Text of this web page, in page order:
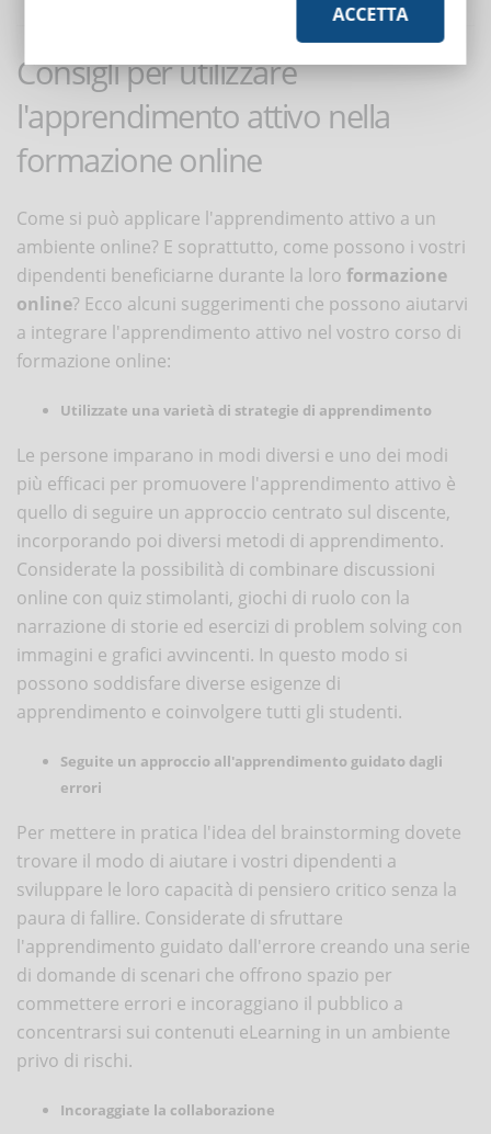
Consigli per utilizzare
l'apprendimento attivo nella
formazione online
Come si può applicare l'apprendimento attivo a un
ambiente online? E soprattutto, come possono i vostri
dipendenti beneficiarne durante la loro formazione
online? Ecco alcuni suggerimenti che possono aiutarvi
a integrare l'apprendimento attivo nel vostro corso di
formazione online:
Utilizzate una varietà di strategie di apprendimento
Le persone imparano in modi diversi e uno dei modi
più efficaci per promuovere l'apprendimento attivo è
quello di seguire un approccio centrato sul discente,
incorporando poi diversi metodi di apprendimento.
Considerate la possibilità di combinare discussioni
online con quiz stimolanti, giochi di ruolo con la
narrazione di storie ed esercizi di problem solving con
immagini e grafici avvincenti. In questo modo si
possono soddisfare diverse esigenze di
apprendimento e coinvolgere tutti gli studenti.
Seguite un approccio all'apprendimento guidato dagli
errori
Per mettere in pratica l'idea del brainstorming dovete
trovare il modo di aiutare i vostri dipendenti a
sviluppare le loro capacità di pensiero critico senza la
paura di fallire. Considerate di sfruttare
l'apprendimento guidato dall'errore creando una serie
di domande di scenari che offrono spazio per
commettere errori e incoraggiano il pubblico a
concentrarsi sui contenuti eLearning in un ambiente
privo di rischi.
Incoraggiate la collaborazione
ACCETTA